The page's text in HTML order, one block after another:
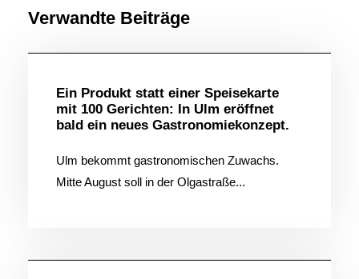
Verwandte Beiträge
Ein Produkt statt einer Speisekarte
mit 100 Gerichten: In Ulm eröffnet
bald ein neues Gastronomiekonzept.
Ulm bekommt gastronomischen Zuwachs.
Mitte August soll in der Olgastraße...